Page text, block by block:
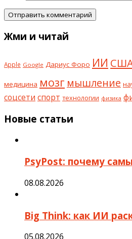
Жми и читай
Apple Google Дариус Форо ИИ
медицина мозг мышление
соцсети спорт технологии физика
Новые статьи
PsyPost: почему
08.08.2026
Big Think: как ИИ
05.08.2026